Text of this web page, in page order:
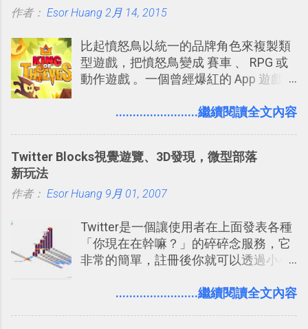
享合作，讓彼此都能在手機上查看這次
（或是沒有好的印表機），又不想跑照
提供了印照片的服務 ，而且價格不貴，
可以立即拿到，操作流程也十分簡單。
之前我在電腦玩物分享過：「 不需買印
方便教學 」。這篇文章則從印照片出
作者： Esor Huang 2月 14, 2015
比起憤怒鳥以統一的品牌角色來複製類
型遊戲，把憤怒鳥變成 賽車 、 RPG 或
動作遊戲 。一個曾經爆紅的 App 遊戲開
次推出另外一個足以撼動市場，並且有
是另外一款非常知名系列作「 Cut the
ZeptoLab ，在玩了幾個割繩子變形後，
品：「 King of Thieves 」，這是一款
玩法與眾不同的 PVP 偷竊對戰遊戲 。
........................繼續閱讀全文內容
Twitter Blocks視覺遊覽、3D發現，微型部落
新玩法
作者： Esor Huang 9月 01, 2007
Twitter是一個讓使用者在上面發表各種
「你現在在幹嘛？」的碎碎念服務，它
非常的簡單，註冊後你就可以透過小小
文，你可以真的在上面說明你在做什
........................繼續閱讀全文內容